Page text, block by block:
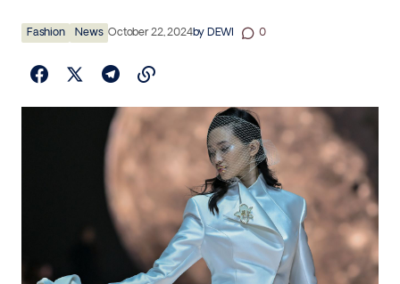
Fashion News October 22, 2024by DEWI 0